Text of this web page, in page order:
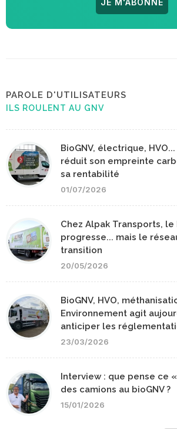
PAROLE D'UTILISATEURS
ILS ROULENT AU GNV
BioGNV, électrique,
réduit son empreinte
sa rentabilité
01/07/2026
Chez Alpak Transports, le
progresse... mais le
transition
20/05/2026
BioGNV, HVO,
Environnement agit
anticiper les
23/03/2026
Interview : que pense ce
des camions au bioGNV ?
15/01/2026